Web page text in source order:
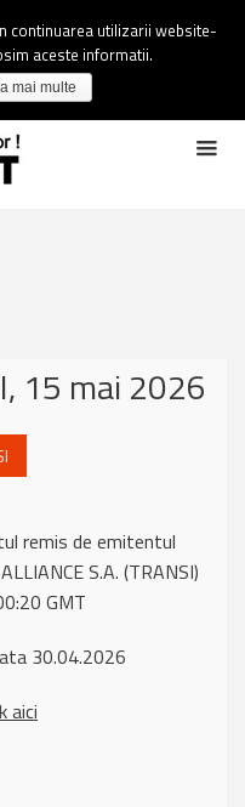
15 mai 2026
remis de emitentul
S.A. (TRANSI)
GMT
30.04.2026
aici
continuarea utilizarii website-
aceste informatii.
mai multe